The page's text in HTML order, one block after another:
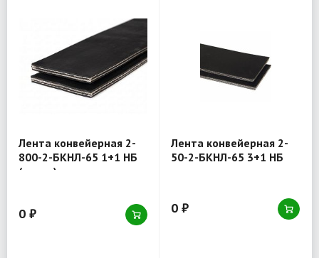
Лента конвейерная 2-
800-2-БКНЛ-65 1+1 НБ
(товар)
0 ₽
Лента конвейерная 2-
50-2-БКНЛ-65 3+1 НБ
0 ₽